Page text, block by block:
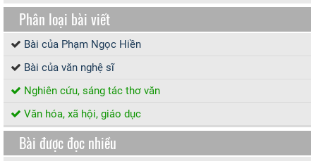
Phân loại bài viết
Bài của Phạm Ngọc Hiền
Bài của văn nghệ sĩ
Nghiên cứu, sáng tác thơ văn
Văn hóa, xã hội, giáo dục
Bài được đọc nhiều